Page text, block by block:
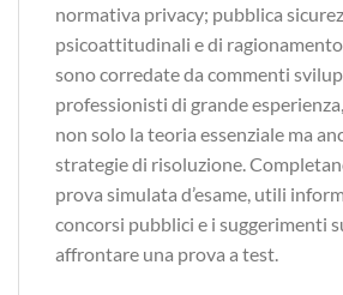
normativa privacy; pubblica
psicoattitudinali e di
sono corredate da commenti
professionisti di grande
non solo la teoria essenziale ma
strategie di risoluzione.
prova simulata d’esame, utili
concorsi pubblici e i suggerimenti
affrontare una prova a test.